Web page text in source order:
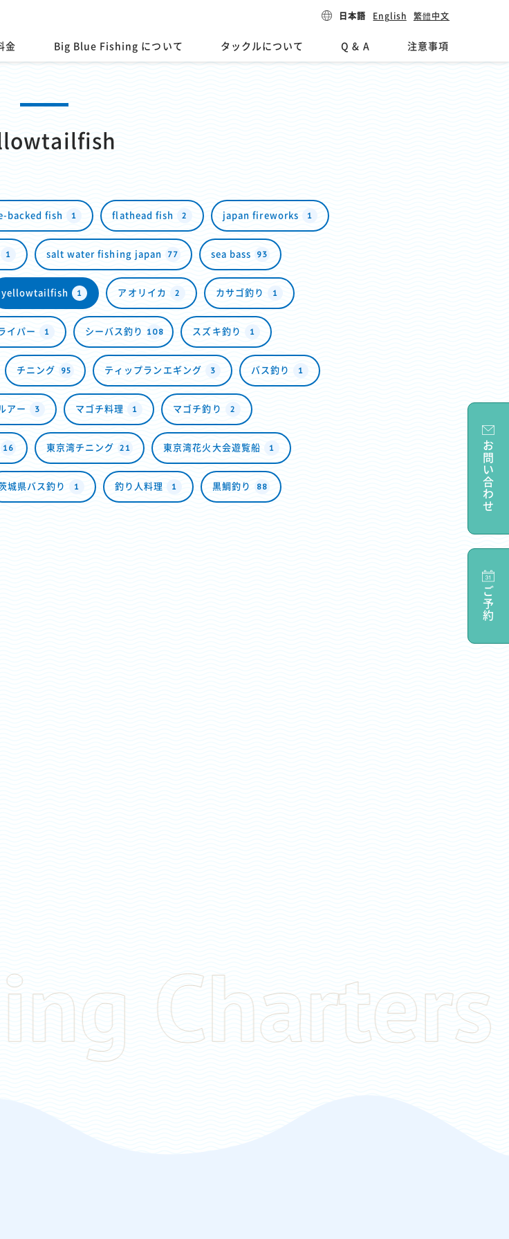
金 Big Blue Fishing について タックルについて Q & A 注意事項
日本語 English 繁體中文
backed fish 1 flathead fish 2 japan fireworks 1
1 salt water fishing japan 77 sea bass 93
yellowtailfish 1 アオリイカ 2 カサゴ釣り 1
イパー 1 シーバス釣り 108 スズキ釣り 1
チニング 95 ティップランエギング 3 バス釣り 1
アー 3 マゴチ料理 1 マゴチ釣り 2
16 東京湾チニング 21 東京湾花火大会遊覧船 1
城県バス釣り 1 釣り人料理 1 黒鯛釣り 88 お問い合わせ
ご予約